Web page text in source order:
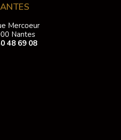
Mercoeur
Nantes
48 69 08